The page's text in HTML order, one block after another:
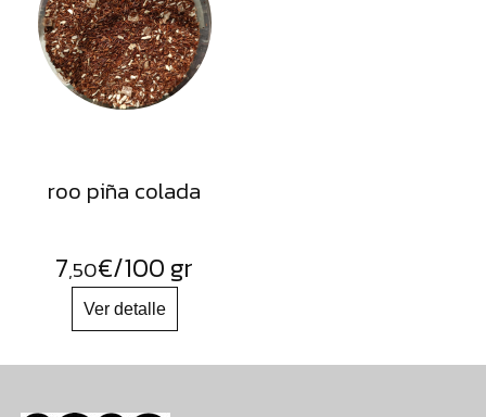
roo piña colada
7,50€/100 gr